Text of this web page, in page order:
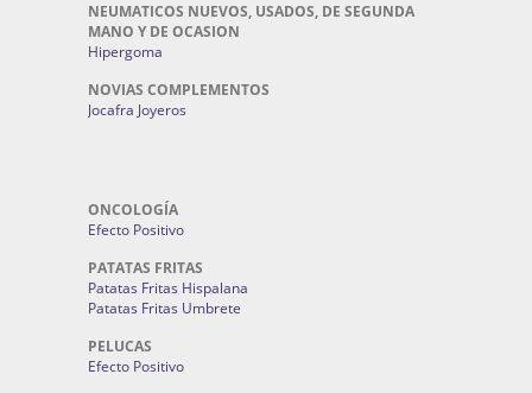
NEUMATICOS NUEVOS, USADOS, DE SEGUNDA
MANO Y DE OCASION
Hipergoma
NOVIAS COMPLEMENTOS
Jocafra Joyeros
ONCOLOGÍA
Efecto Positivo
PATATAS FRITAS
Patatas Fritas Hispalana
Patatas Fritas Umbrete
PELUCAS
Efecto Positivo